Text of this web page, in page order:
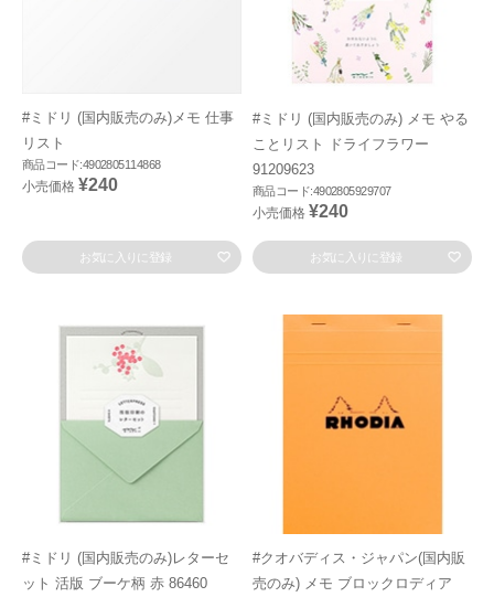
#ミドリ (国内販売のみ)メモ 仕事
リスト
商品コード:4902805114868
小売価格 ¥240
お気に入りに登録
#ミドリ (国内販売のみ) メモ やる
ことリスト ドライフラワー
91209623
商品コード:4902805929707
小売価格 ¥240
お気に入りに登録
#ミドリ (国内販売のみ)レターセ
ット 活版 ブーケ柄 赤 86460
#クオバディス・ジャパン(国内販
売のみ) メモ ブロックロディア